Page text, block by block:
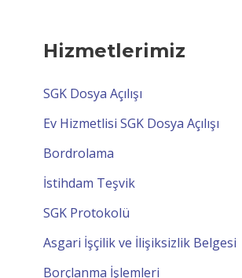
Hizmetlerimiz
SGK Dosya Açılışı
Ev Hizmetlisi SGK Dosya Açılışı
Bordrolama
İstihdam Teşvik
SGK Protokolü
Asgari İşçilik ve İlişiksizlik Belgesi
Borçlanma İşlemleri